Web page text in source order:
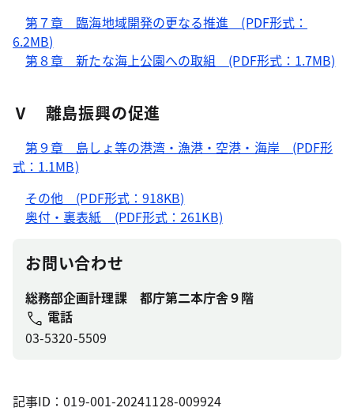
第７章 臨海地域開発の更なる推進 (PDF形式：
6.2MB)
第８章 新たな海上公園への取組 (PDF形式：1.7MB)
Ⅴ 離島振興の促進
第９章 島しょ等の港湾・漁港・空港・海岸 (PDF形
式：1.1MB)
その他 (PDF形式：918KB)
奥付・裏表紙 (PDF形式：261KB)
お問い合わせ
総務部企画計理課 都庁第二本庁舎９階
電話
03-5320-5509
記事ID：019-001-20241128-009924